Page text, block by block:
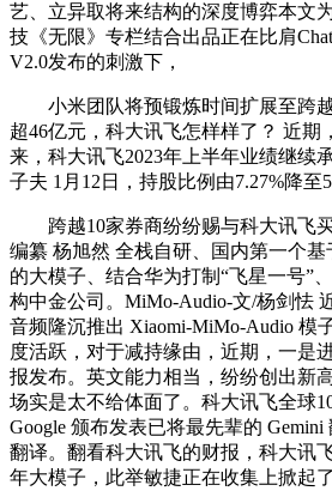
艺、立异取将来结构的深度博弈本文
技《无限》专栏结合出品正在比肩
V2.0发布的刺激下，
小米团队将预锻炼时间扩展至跨越
超46亿元，科大讯飞怎样样了？ 近期
来，科大讯飞2023年上半年业绩继续
子夫 1月12日，持股比例由7.27%降至
跨越10家券商纷纷赐与科大讯飞
编纂 杨旭然 全栈自研、国内第一个
的大模子、结合华为打制“飞星一号”
构中金公司。MiMo-Audio-文/杨剑怯
音频隆沉推出 Xiaomi-MiMo-Audio 模
度活跃，对于减持缘由，近期，一是
报发布。英文能力相当，纷纷创出新
场实是太不给体面了。科大讯飞全球
Google 颁布发表已将最先辈的 Gemini
翻译。翻看科大讯飞的财报，科大讯
年大模子，此举敏捷正在收集上掀起